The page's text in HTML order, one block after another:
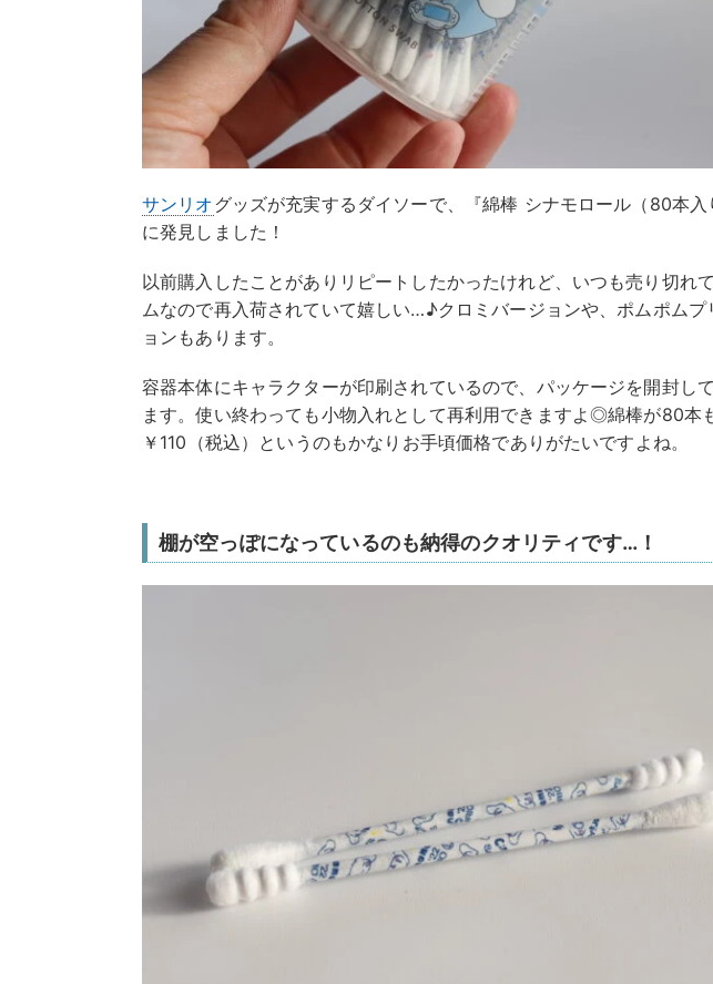
サンリオグッズが充実するダイソーで、『綿棒 シナモロール（80本入
に発見しました！
以前購入したことがありリピートしたかったけれど、いつも売り切れ
ムなので再入荷されていて嬉しい…♪クロミバージョンや、ポムポムプ
ョンもあります。
容器本体にキャラクターが印刷されているので、パッケージを開封し
ます。使い終わっても小物入れとして再利用できますよ◎綿棒が80本
￥110（税込）というのもかなりお手頃価格でありがたいですよね。
棚が空っぽになっているのも納得のクオリティです…！